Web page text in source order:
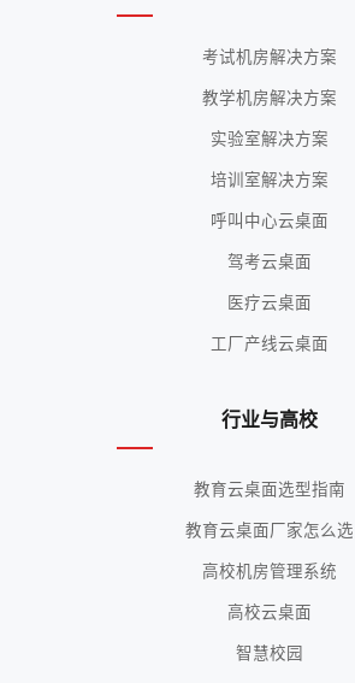
考试机房解决方案
教学机房解决方案
实验室解决方案
培训室解决方案
呼叫中心云桌面
驾考云桌面
医疗云桌面
工厂产线云桌面
行业与高校
教育云桌面选型指南
教育云桌面厂家怎么选
高校机房管理系统
高校云桌面
智慧校园